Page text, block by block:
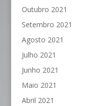
Outubro 2021
Setembro 2021
Agosto 2021
Julho 2021
Junho 2021
Maio 2021
Abril 2021